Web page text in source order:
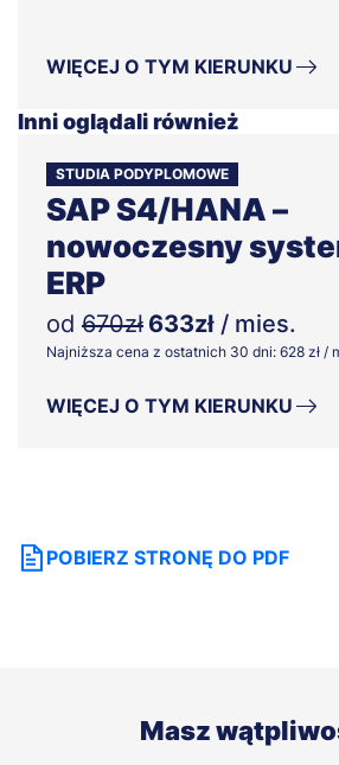
WIĘCEJ O TYM KIERUNKU
Inni oglądali również
STUDIA PODYPLOMOWE
SAP S4/HANA –
nowoczesny
ERP
od 670zł 633zł / mies.
Najniższa cena z ostatnich 30 dni: 628 zł /
WIĘCEJ O TYM KIERUNKU
POBIERZ STRONĘ DO PDF
Masz